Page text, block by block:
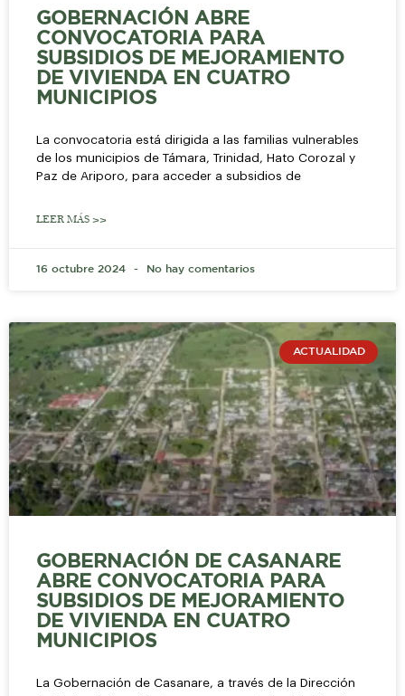
GOBERNACIÓN ABRE
CONVOCATORIA PARA
SUBSIDIOS DE MEJORAMIENTO
DE VIVIENDA EN CUATRO
MUNICIPIOS
La convocatoria está dirigida a las familias vulnerables
de los municipios de Támara, Trinidad, Hato Corozal y
Paz de Ariporo, para acceder a subsidios de
LEER MÁS >>
16 octubre 2024 No hay comentarios
ACTUALIDAD
GOBERNACIÓN DE CASANARE
ABRE CONVOCATORIA PARA
SUBSIDIOS DE MEJORAMIENTO
DE VIVIENDA EN CUATRO
MUNICIPIOS
La Gobernación de Casanare, a través de la Dirección